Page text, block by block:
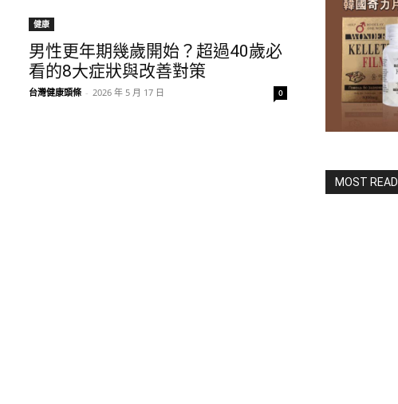
健康
男性更年期幾歲開始？超過40歲必
看的8大症狀與改善對策
台灣健康頭條 - 2026 年 5 月 17 日 0
MOST READ